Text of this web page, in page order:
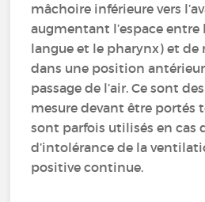
mâchoire inférieure vers
augmentant l’espace entre
langue et le pharynx) et de
dans une position
passage de l’air. Ce sont
mesure devant être portés
sont parfois utilisés en cas
d’intolérance de la
positive continue.